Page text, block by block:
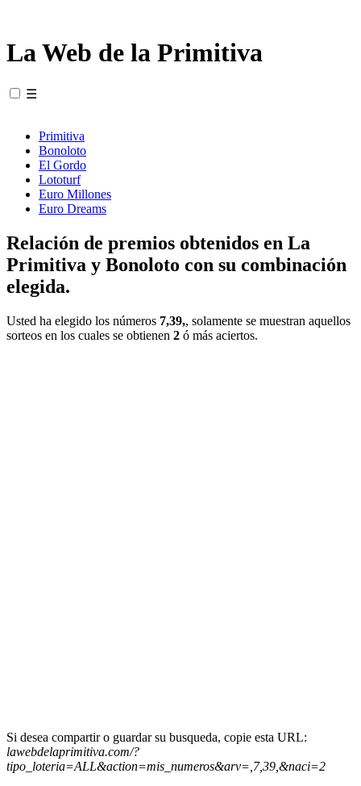
La Web de la Primitiva
☰
Primitiva
Bonoloto
El Gordo
Lototurf
Euro Millones
Euro Dreams
Relación de premios obtenidos en La
Primitiva y Bonoloto con su combinación
elegida.
Usted ha elegido los números 7,39,, solamente se muestran aquellos
sorteos en los cuales se obtienen 2 ó más aciertos.
Si desea compartir o guardar su busqueda, copie esta URL:
lawebdelaprimitiva.com/?
tipo_loteria=ALL&action=mis_numeros&arv=,7,39,&naci=2